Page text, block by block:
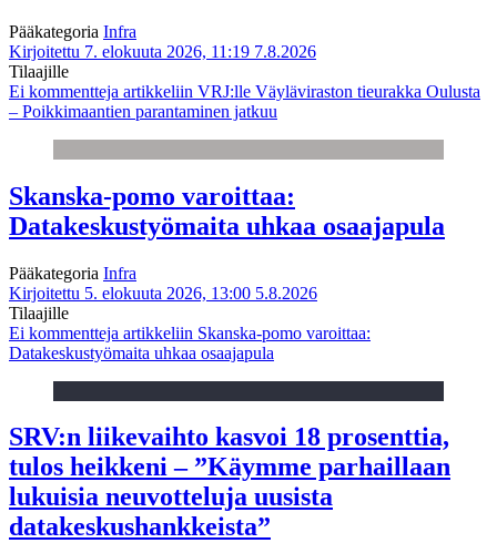
Pääkategoria Infra
Kirjoitettu 7. elokuuta 2026, 11:19 7.8.2026
Tilaajille
Ei kommentteja artikkeliin VRJ:lle Väyläviraston tieurakka Oulusta
– Poikkimaantien parantaminen jatkuu
Skanska-pomo varoittaa:
Datakeskustyömaita uhkaa osaajapula
Pääkategoria Infra
Kirjoitettu 5. elokuuta 2026, 13:00 5.8.2026
Tilaajille
Ei kommentteja artikkeliin Skanska-pomo varoittaa:
Datakeskustyömaita uhkaa osaajapula
SRV:n liikevaihto kasvoi 18 prosenttia,
tulos heikkeni – ”Käymme parhaillaan
lukuisia neuvotteluja uusista
datakeskushankkeista”